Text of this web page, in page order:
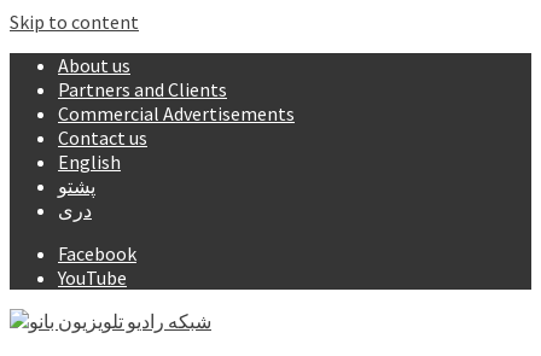
Skip to content
About us
Partners and Clients
Commercial Advertisements
Contact us
English
پشتو
دری
Facebook
YouTube